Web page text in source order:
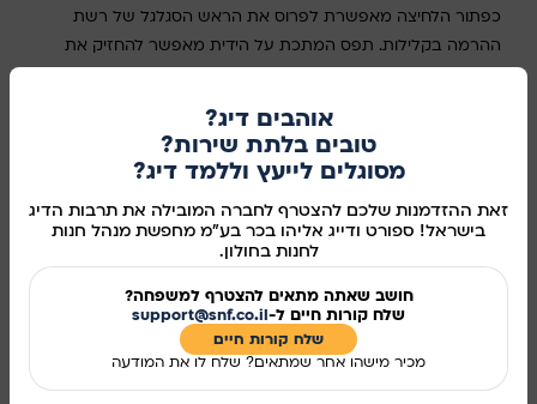
אוהבים דיג?
טובים בלתת שירות?
מסוגלים לייעץ וללמד דיג?
זאת ההזדמנות שלכם להצטרף לחברה המובילה את תרבות הדיג
בישראל! ספורט ודייג אליהו בכר בע"מ מחפשת מנהל חנות
לחנות בחולון.
חושב שאתה מתאים להצטרף למשפחה?
שלח קורות חיים ל-support@snf.co.il
שלח קורות חיים​
מכיר מישהו אחר שמתאים? שלח לו את המודעה
כפתור הלחיצה מאפשרת לפרוס את הראש הסגלגל של רשת
ההרמה בקלילות. תפס המתכת על הידית מאפשר להחזיק את
רשת ההרמה על החגורה או על רצועת הוסט. לכן רשת ההרמה
מידע נוסף
שיתוף ברשתות החברתיות:
מוצרים קשורים